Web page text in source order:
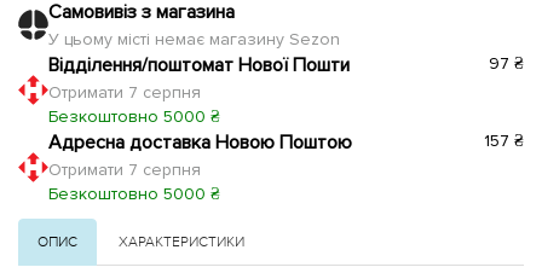
Самовивіз з магазина
У цьому місті немає магазину Sezon
Відділення/поштомат Нової Пошти
Отримати 7 серпня
Безкоштовно 5000 ₴
97 ₴
Адресна доставка Новою Поштою
Отримати 7 серпня
Безкоштовно 5000 ₴
157 ₴
ОПИС ХАРАКТЕРИСТИКИ